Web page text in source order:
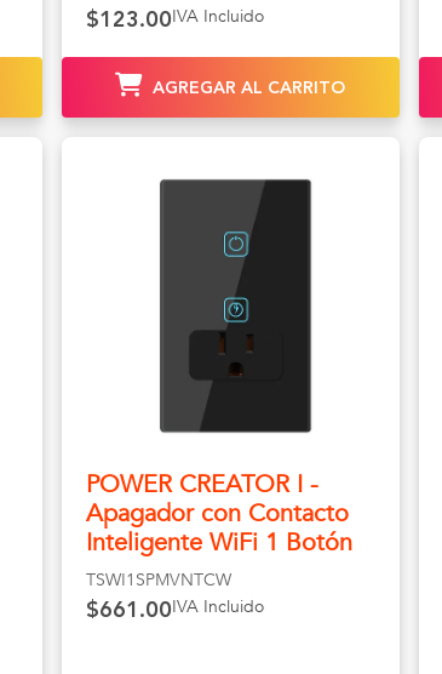
$123.00IVA Incluido
AGREGAR AL CARRITO
POWER CREATOR I -
Apagador con Contacto
Inteligente WiFi 1 Botón
TSWI1SPMVNTCW
$661.00IVA Incluido